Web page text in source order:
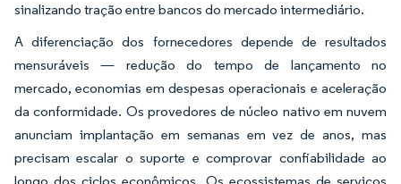
sinalizando tração entre bancos do mercado intermediário.
A diferenciação dos fornecedores depende de resultados
mensuráveis — redução do tempo de lançamento no
mercado, economias em despesas operacionais e aceleração
da conformidade. Os provedores de núcleo nativo em nuvem
anunciam implantação em semanas em vez de anos, mas
precisam escalar o suporte e comprovar confiabilidade ao